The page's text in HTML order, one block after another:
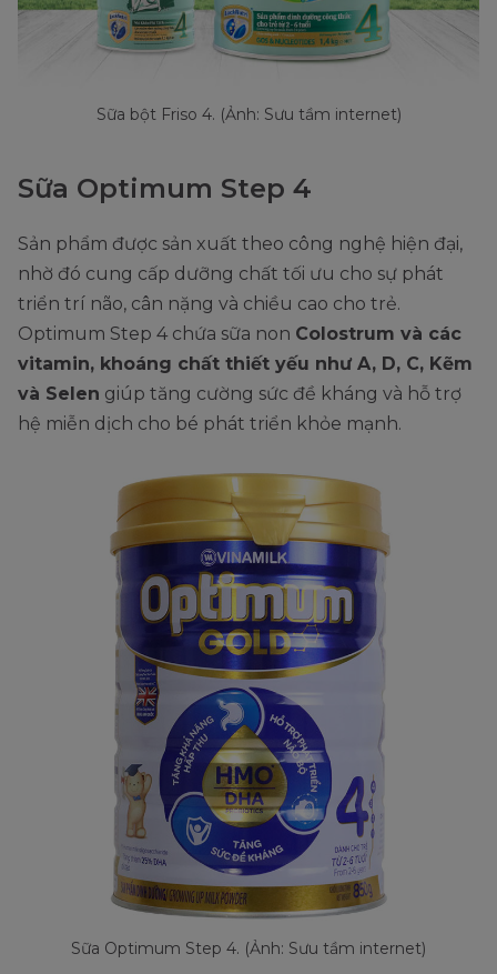
Sữa bột Friso 4. (Ảnh: Sưu tầm internet)
Sữa Optimum Step 4
Sản phẩm được sản xuất theo công nghệ hiện đại,
nhờ đó cung cấp dưỡng chất tối ưu cho sự phát
triển trí não, cân nặng và chiều cao cho trẻ.
Optimum Step 4 chứa sữa non Colostrum và các
vitamin, khoáng chất thiết yếu như A, D, C, Kẽm
và Selen giúp tăng cường sức đề kháng và hỗ trợ
hệ miễn dịch cho bé phát triển khỏe mạnh.
Sữa Optimum Step 4. (Ảnh: Sưu tầm internet)